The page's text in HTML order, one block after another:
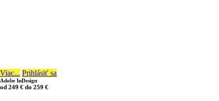
Viac... Prihlásiť sa
Adobe InDesign
od 249 € do 259 €